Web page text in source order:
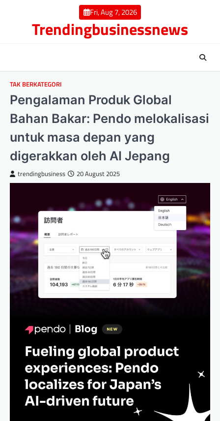
Fri, Aug 7, 2026
Trendingbusinessnews
TAK BERKATEGORI
Pengalaman Produk Global
Bahan Bakar: Pendo melokalisasi
untuk masa depan yang
digerakkan oleh AI Jepang
trendingbusiness 20 August 2025